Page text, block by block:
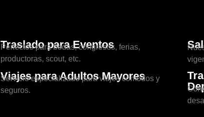
Traslado para Eventos
Perfectos para bodas, congresos, ferias,
productoras, scout, etc.
Viajes para Adultos Mayores
Servicio especializado para viajes cómodos y
seguros.